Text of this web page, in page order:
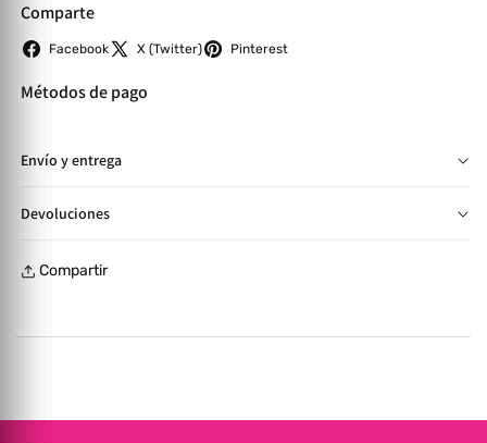
Comparte
Facebook X (Twitter) Pinterest
Métodos de pago
Envío y entrega
Armado opcional con costo adicional. Consulta más en
Devoluciones
compra para productos sin usar y en su empaque original. 💰
dentro de los 7 días posteriores a la recepción, varias opciones
Compartir